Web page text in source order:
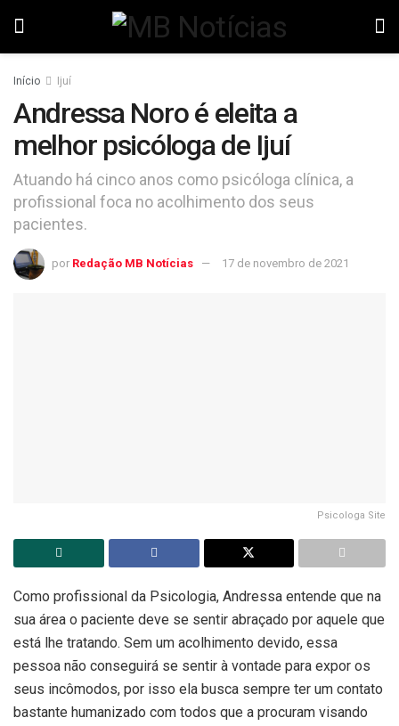
Início Ijuí
Andressa Noro é eleita a
melhor psicóloga de Ijuí
Atuando há cinco anos como psicóloga clínica, a
profissional foca no acolhimento dos seus
pacientes.
por Redação MB Notícias 17 de novembro de 2021
Psicologa Site
Como profissional da Psicologia, Andressa entende que na
sua área o paciente deve se sentir abraçado por aquele que
está lhe tratando. Sem um acolhimento devido, essa
pessoa não conseguirá se sentir à vontade para expor os
seus incômodos, por isso ela busca sempre ter um contato
bastante humanizado com todos que a procuram visando